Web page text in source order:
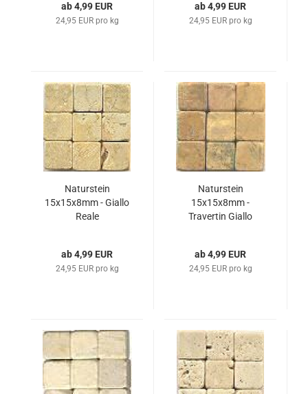
ab 4,99 EUR
24,95 EUR pro kg
ab 4,99 EUR
24,95 EUR pro kg
Naturstein
15x15x8mm - Giallo
Reale
ab 4,99 EUR
24,95 EUR pro kg
Naturstein
15x15x8mm -
Travertin Giallo
ab 4,99 EUR
24,95 EUR pro kg